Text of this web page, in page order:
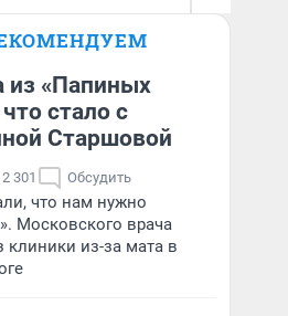
Владимирская
из «Папиных
стало с
Старшовой
2 301 Обсудить
что нам нужно
Московского врача
клиники из-за мата в